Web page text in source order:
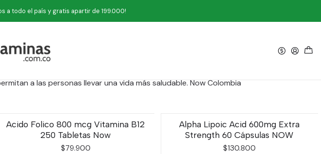
a todo el país y gratis apartir de 199.000!
FOODS
a las personas llevar una vida más saludable. Now Colombia
Filtros
Acido Folico 800 mcg Vitamina B12
250 Tabletas Now
$79.900
Alpha Lipoic Acid 600mg Extra
Strength 60 Cápsulas NOW
$130.800